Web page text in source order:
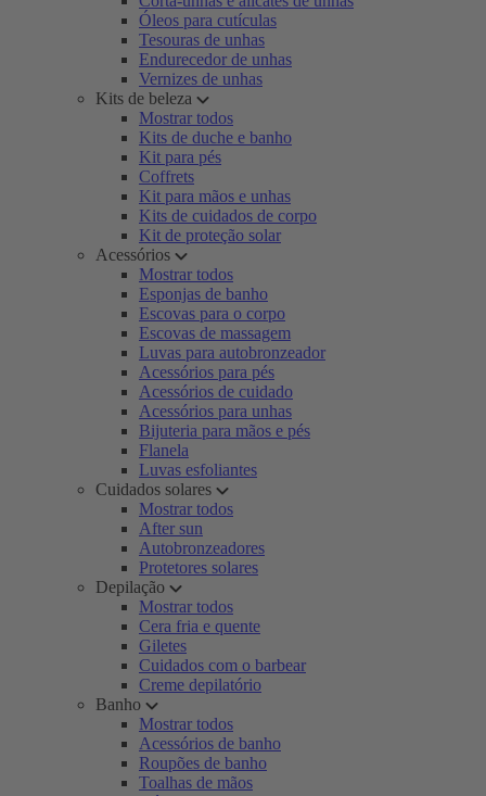
Óleos para cutículas
Tesouras de unhas
Endurecedor de unhas
Vernizes de unhas
Kits de beleza
Mostrar todos
Kits de duche e banho
Kit para pés
Coffrets
Kit para mãos e unhas
Kits de cuidados de corpo
Kit de proteção solar
Acessórios
Mostrar todos
Esponjas de banho
Escovas para o corpo
Escovas de massagem
Luvas para autobronzeador
Acessórios para pés
Acessórios de cuidado
Acessórios para unhas
Bijuteria para mãos e pés
Flanela
Luvas esfoliantes
Cuidados solares
Mostrar todos
After sun
Autobronzeadores
Protetores solares
Depilação
Mostrar todos
Cera fria e quente
Giletes
Cuidados com o barbear
Creme depilatório
Banho
Mostrar todos
Acessórios de banho
Roupões de banho
Toalhas de mãos